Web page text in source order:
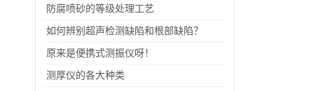
防腐喷砂的等级处理工艺
如何辨别超声检测缺陷和根部缺陷？
原来是便携式测振仪呀！
测厚仪的各大种类